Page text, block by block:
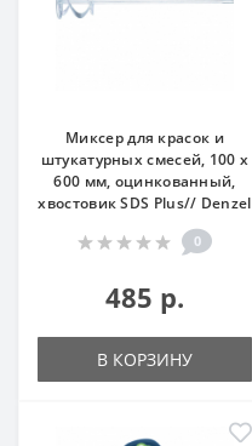
Миксер для красок и
штукатурных смесей, 100 х
600 мм, оцинкованный,
хвостовик SDS Plus// Denzel
0
485 р.
В КОРЗИНУ